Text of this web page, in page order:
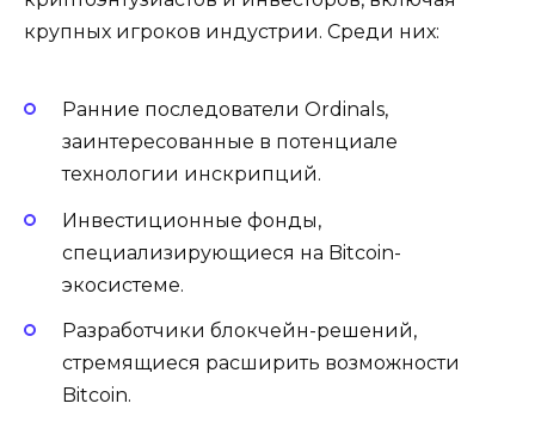
крупных игроков индустрии. Среди них:
Ранние последователи Ordinals,
заинтересованные в потенциале
технологии инскрипций.
Инвестиционные фонды,
специализирующиеся на Bitcoin-
экосистеме.
Разработчики блокчейн-решений,
стремящиеся расширить возможности
Bitcoin.